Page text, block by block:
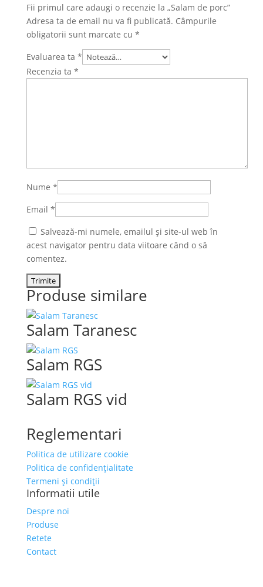
Fii primul care adaugi o recenzie la „Salam de porc”
Adresa ta de email nu va fi publicată. Câmpurile
obligatorii sunt marcate cu *
Evaluarea ta *
Recenzia ta *
Nume *
Email *
Salvează-mi numele, emailul și site-ul web în
acest navigator pentru data viitoare când o să
comentez.
Produse similare
Salam Taranesc
Salam RGS
Salam RGS vid
Reglementari
Politica de utilizare cookie
Politica de confidențialitate
Termeni și condiții
Informatii utile
Despre noi
Produse
Retete
Contact